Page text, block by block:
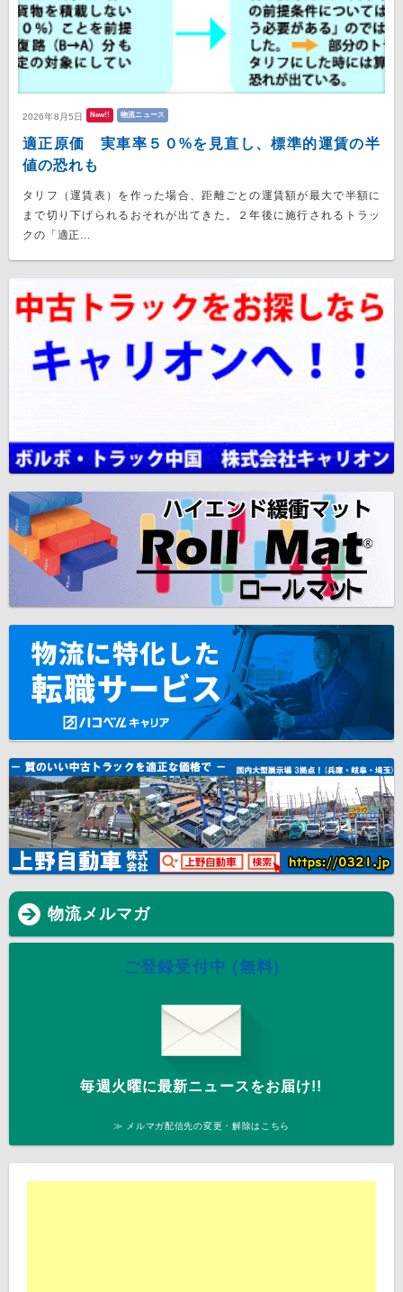
2026年8月5日 New!! 物流ニュース
適正原価 実車率５０%を見直し、標準的運賃の半
値の恐れも
タリフ（運賃表）を作った場合、距離ごとの運賃額が最大で半額に
まで切り下げられるおそれが出てきた。２年後に施行されるトラッ
クの「適正...
物流メルマガ
ご登録受付中 (無料)
毎週火曜に最新ニュースをお届け!!
≫ メルマガ配信先の変更・解除はこちら